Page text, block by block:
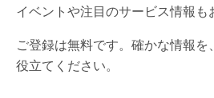
イベントや注目のサービス情報も
ご登録は無料です。確かな情報
役立てください。